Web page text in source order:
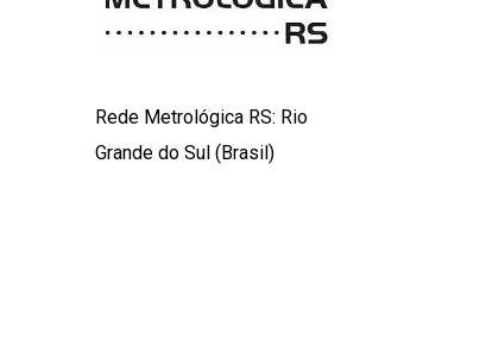
Rede Metrológica RS: Rio
Grande do Sul (Brasil)